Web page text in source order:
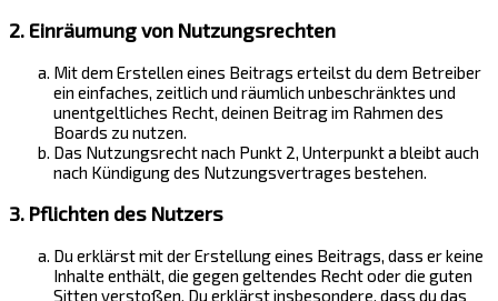
2. Einräumung von Nutzungsrechten
Mit dem Erstellen eines Beitrags erteilst du dem Betreiber
ein einfaches, zeitlich und räumlich unbeschränktes und
unentgeltliches Recht, deinen Beitrag im Rahmen des
Boards zu nutzen.
Das Nutzungsrecht nach Punkt 2, Unterpunkt a bleibt auch
nach Kündigung des Nutzungsvertrages bestehen.
3. Pflichten des Nutzers
Du erklärst mit der Erstellung eines Beitrags, dass er keine
Inhalte enthält, die gegen geltendes Recht oder die guten
Sitten verstoßen. Du erklärst insbesondere, dass du das